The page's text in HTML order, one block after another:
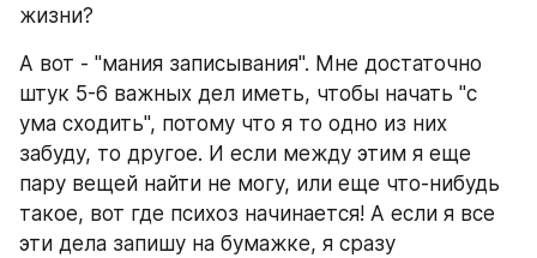
жизни?
А вот - "мания записывания". Мне достаточно
штук 5-6 важных дел иметь, чтобы начать "с
ума сходить", потому что я то одно из них
забуду, то другое. И если между этим я еще
пару вещей найти не могу, или еще что-нибудь
такое, вот где психоз начинается! А если я все
эти дела запишу на бумажке, я сразу